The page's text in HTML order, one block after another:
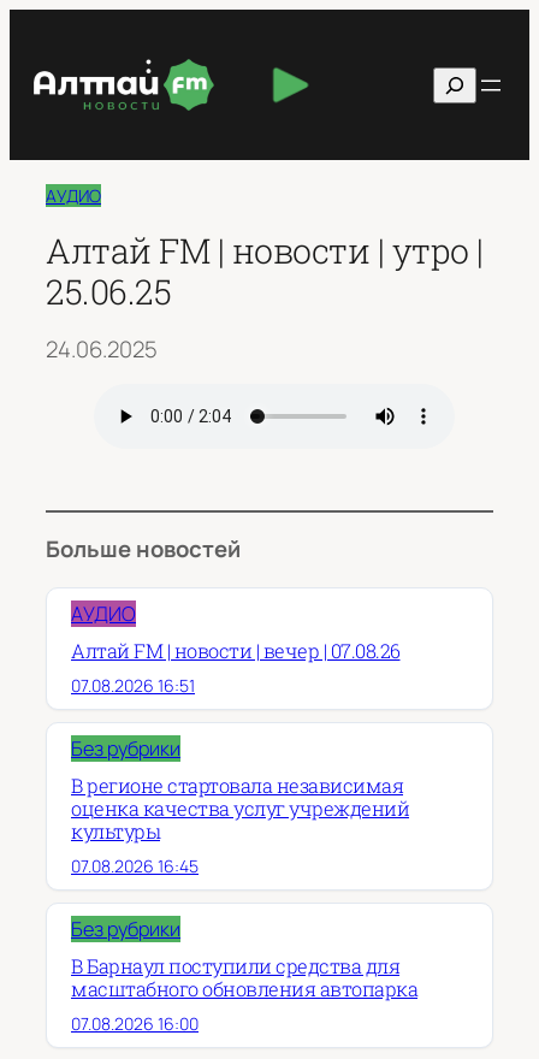
содержимому
Поиск
АУДИО
Алтай FM | новости | утро |
25.06.25
24.06.2025
Больше новостей
АУДИО
Алтай FM | новости | вечер | 07.08.26
07.08.2026 16:51
Без рубрики
В регионе стартовала независимая
оценка качества услуг учреждений
культуры
07.08.2026 16:45
Без рубрики
В Барнаул поступили средства для
масштабного обновления автопарка
07.08.2026 16:00